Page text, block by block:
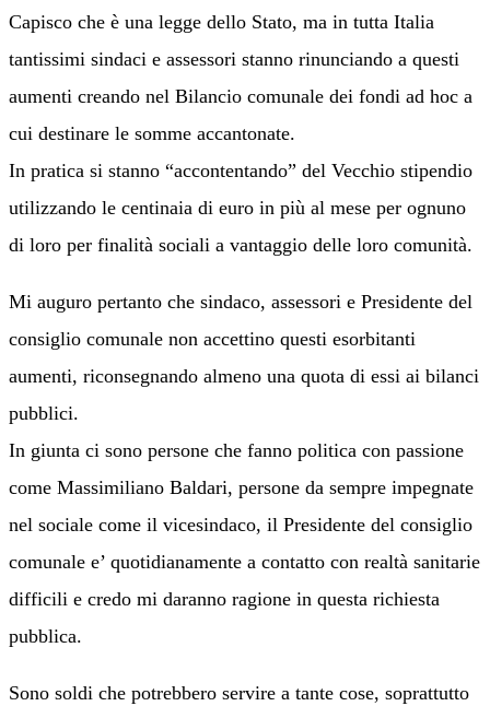
Capisco che è una legge dello Stato, ma in tutta Italia
tantissimi sindaci e assessori stanno rinunciando a questi
aumenti creando nel Bilancio comunale dei fondi ad hoc a
cui destinare le somme accantonate.
In pratica si stanno “accontentando” del Vecchio stipendio
utilizzando le centinaia di euro in più al mese per ognuno
di loro per finalità sociali a vantaggio delle loro comunità.
Mi auguro pertanto che sindaco, assessori e Presidente del
consiglio comunale non accettino questi esorbitanti
aumenti, riconsegnando almeno una quota di essi ai bilanci
pubblici.
In giunta ci sono persone che fanno politica con passione
come Massimiliano Baldari, persone da sempre impegnate
nel sociale come il vicesindaco, il Presidente del consiglio
comunale e’ quotidianamente a contatto con realtà sanitarie
difficili e credo mi daranno ragione in questa richiesta
pubblica.
Sono soldi che potrebbero servire a tante cose, soprattutto